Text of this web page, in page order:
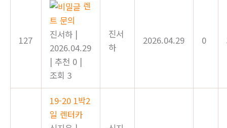
127
렌
트 문의
진서하 |
2026.04.29
| 추천 0 |
조회 3
진서
하
2026.04.29 0
19-20 1박2
일 렌터카